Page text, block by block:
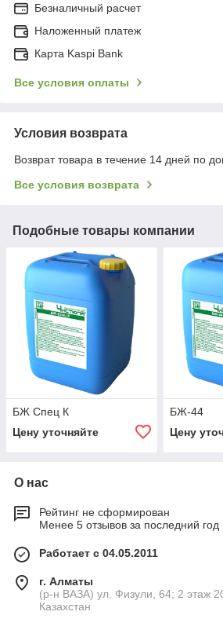
Безналичный расчет
Наложенный платеж
Карта Kaspi Bank
Все условия оплаты
Условия возврата
Возврат товара в течение 14 дней по
Все условия возврата
Подобные товары компании
БЖ Спец К
Цену уточняйте
БЖ-44
Цену
О нас
Рейтинг не сформирован
Менее 5 отзывов за последний год
Работает с 04.05.2011
г. Алматы
(р-н ВАЗА) ул. Физули, 64; 2 этаж
Казахстан